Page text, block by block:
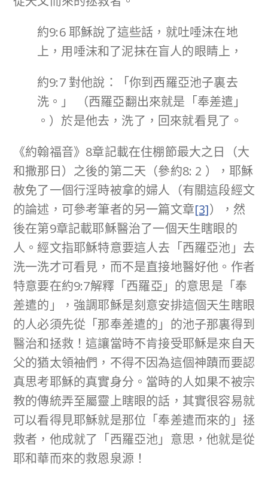
約9:6 耶穌說了這些話，就吐唾沫在地
上，用唾沫和了泥抹在盲人的眼睛上，
約9:7 對他說：「你到西羅亞池子裏去
洗。」 （西羅亞翻出來就是「奉差遣」
。）於是他去，洗了，回來就看見了。
《約翰福音》8章記載在住棚節最大之日（大
和撒那日）之後的第二天（參約8: 2 ），耶穌
赦免了一個行淫時被拿的婦人（有關這段經文
的論述，可參考筆者的另一篇文章[3]），然
後在第9章記載耶穌醫治了一個天生瞎眼的
人。經文指耶穌特意要這人去「西羅亞池」去
洗一洗才可看見，而不是直接地醫好他。作者
特意要在約9:7解釋「西羅亞」的意思是「奉
差遣的」，強調耶穌是刻意安排這個天生瞎眼
的人必須先從「那奉差遣的」的池子那裏得到
醫治和拯救！這讓當時不肯接受耶穌是來自天
父的猶太領袖們，不得不因為這個神蹟而要認
真思考耶穌的真實身分。當時的人如果不被宗
教的傳統弄至屬靈上瞎眼的話，其實很容易就
可以看得見耶穌就是那位「奉差遣而來的」拯
救者，他成就了「西羅亞池」意思，他就是從
耶和華而來的救恩泉源！